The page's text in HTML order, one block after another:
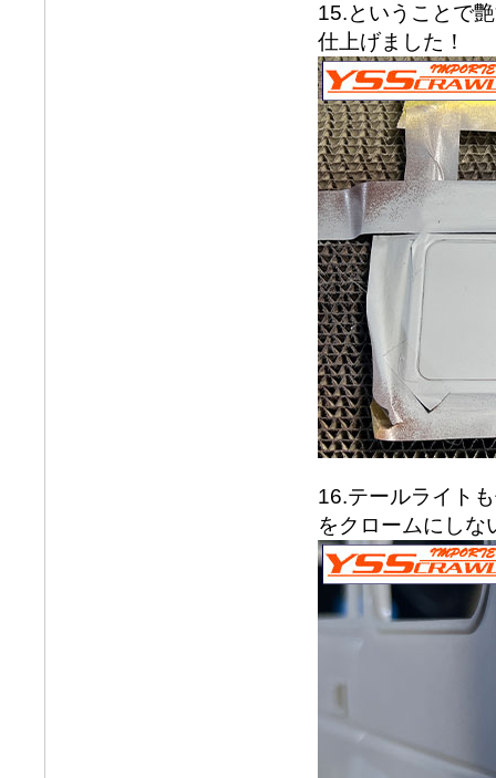
15.ということで
仕上げました！
16.テールライト
をクロームにしな